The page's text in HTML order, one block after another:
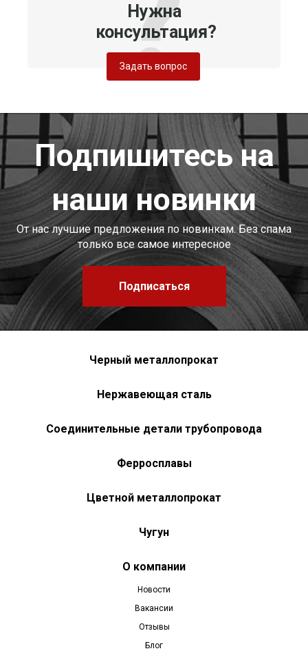
Нужна
консультация?
Задать вопрос
Подпишитесь на
наши новинки
От нас лучшие предложения по новинкам. Без спама
только все самое интересное
Подписаться
Черный металлопрокат
Нержавеющая сталь
Соединительные детали трубопровода
Ферросплавы
Цветной металлопрокат
Чугун
О компании
Новости
Вакансии
Отзывы
Блог